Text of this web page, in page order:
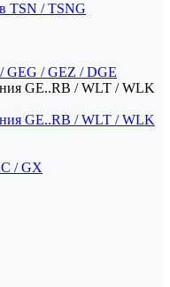
TSN / TSNG
GEG / GEZ / DGE
GE..RB / WLT / WLK
GE..RB / WLT / WLK
/ GX